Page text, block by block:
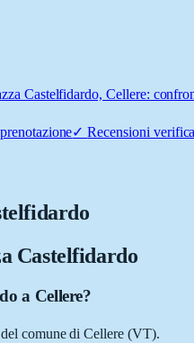
Castelfidardo, Cellere:
✓Recensioni
Castelfidardo
a Cellere?
comune di Cellere (VT).